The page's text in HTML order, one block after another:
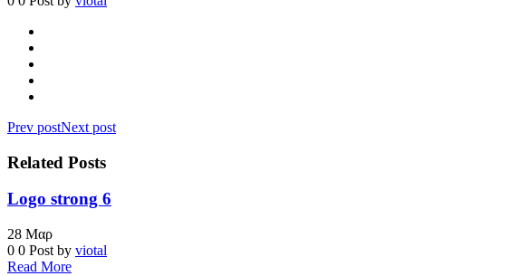
Prev postNext post
Related Posts
Logo strong 6
28 Μαρ
0 0 Post by viotal
Read More